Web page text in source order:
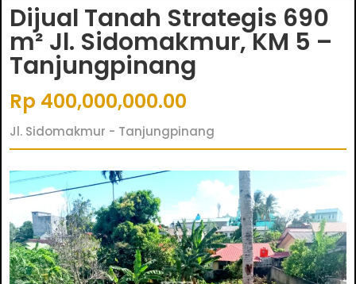
Dijual Tanah Strategis 690
m² Jl. Sidomakmur, KM 5 –
Tanjungpinang
Rp 400,000,000.00
Jl. Sidomakmur - Tanjungpinang